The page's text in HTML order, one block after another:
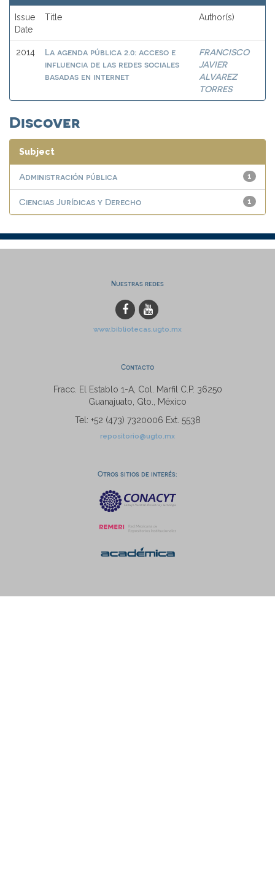
Issue
Date
Title Author(s)
2014
La agenda pública 2.0: acceso e
influencia de las redes sociales
basadas en internet
FRANCISCO
JAVIER
ALVAREZ
TORRES
Discover
Subject
1
Administración pública
1
Ciencias Jurídicas y Derecho
Nuestras redes
www.bibliotecas.ugto.mx
Contacto
Fracc. El Establo 1-A, Col. Marfil C.P. 36250
Guanajuato, Gto., México
Tel: +52 (473) 7320006 Ext. 5538
repositorio@ugto.mx
Otros sitios de interés: